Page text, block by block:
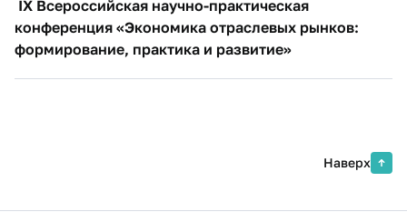
IX Всероссийская научно-практическая
конференция «Экономика отраслевых рынков:
формирование, практика и развитие»
Наверх